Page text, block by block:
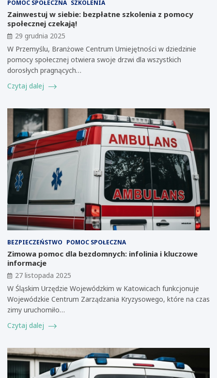
POMOC SPOŁECZNA SZKOLENIA
Zainwestuj w siebie: bezpłatne szkolenia z pomocy
społecznej czekają!
29 grudnia 2025
W Przemyślu, Branżowe Centrum Umiejętności w dziedzinie
pomocy społecznej otwiera swoje drzwi dla wszystkich
dorosłych pragnących…
Czytaj dalej
BEZPIECZEŃSTWO POMOC SPOŁECZNA
Zimowa pomoc dla bezdomnych: infolinia i kluczowe
informacje
27 listopada 2025
W Śląskim Urzędzie Wojewódzkim w Katowicach funkcjonuje
Wojewódzkie Centrum Zarządzania Kryzysowego, które na czas
zimy uruchomiło…
Czytaj dalej